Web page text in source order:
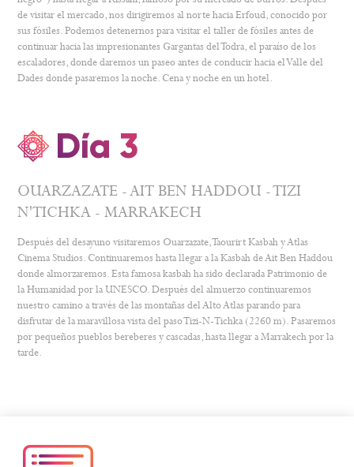
de visitar el mercado, nos dirigiremos al norte hacia Erfoud, conocido por
sus fósiles. Podemos detenernos para visitar el taller de fósiles antes de
continuar hacia las impresionantes Gargantas del Todra, el paraíso de los
escaladores, donde daremos un paseo antes de conducir hacia el Valle del
Dades donde pasaremos la noche. Cena y noche en un hotel.
Día 3
OUARZAZATE - AIT BEN HADDOU - TIZI
N'TICHKA - MARRAKECH
Después del desayuno visitaremos Ouarzazate, Taourirt Kasbah y Atlas
Cinema Studios. Continuaremos hasta llegar a la Kasbah de Ait Ben Haddou
donde almorzaremos. Esta famosa kasbah ha sido declarada Patrimonio de
la Humanidad por la UNESCO. Después del almuerzo continuaremos
nuestro camino a través de las montañas del Alto Atlas parando para
disfrutar de la maravillosa vista del paso Tizi-N-Tichka (2260 m). Pasaremos
por pequeños pueblos bereberes y cascadas, hasta llegar a Marrakech por la
tarde.